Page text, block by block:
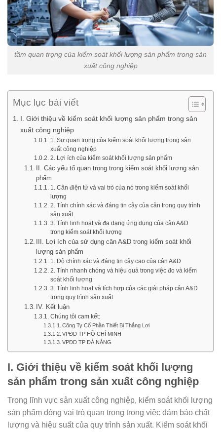
tầm quan trọng của kiểm soát khối lượng sản phẩm trong sản
xuất công nghiệp
Mục lục bài viết
I. Giới thiệu về kiểm soát khối lượng sản phẩm trong sản
xuất công nghiệp
1. Sự quan trọng của kiểm soát khối lượng trong sản
xuất công nghiệp
2. Lợi ích của kiểm soát khối lượng sản phẩm
II. Các yếu tố quan trọng trong kiểm soát khối lượng sản
phẩm
1. Cân điện tử và vai trò của nó trong kiểm soát khối
lượng
2. Tính chính xác và đáng tin cậy của cân trong quy trình
sản xuất
3. Tính linh hoạt và đa dạng ứng dụng của cân A&D
trong kiểm soát khối lượng
III. Lợi ích của sử dụng cân A&D trong kiểm soát khối
lượng sản phẩm
1. Độ chính xác và đáng tin cậy cao của cân A&D
2. Tính nhanh chóng và hiệu quả trong việc đo và kiểm
soát khối lượng
3. Tính linh hoạt và tích hợp của các giải pháp cân A&D
trong quy trình sản xuất
IV. Kết luận
Chúng tôi cam kết:
Công Ty Cổ Phần Thiết Bị Thắng Lợi
VPĐD TP HỒ CHÍ MINH
VPĐD TP ĐÀ NẴNG
I. Giới thiệu về kiểm soát khối lượng
sản phẩm trong sản xuất công nghiệp
Trong lĩnh vực sản xuất công nghiệp, kiểm soát khối lượng
sản phẩm đóng vai trò quan trọng trong việc đảm bảo chất
lượng và hiệu suất của quy trình sản xuất. Kiểm soát khối